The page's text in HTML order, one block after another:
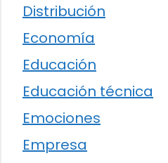
Distribución
Economía
Educación
Educación técnica
Emociones
Empresa